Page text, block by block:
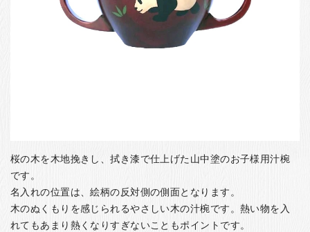
桜の木を木地挽きし、拭き漆で仕上げた山中塗のお子様用汁椀
です。
名入れの位置は、絵柄の反対側の側面となります。
木のぬくもりを感じられるやさしい木の汁椀です。熱い物を入
れてもあまり熱くなりすぎないこともポイントです。